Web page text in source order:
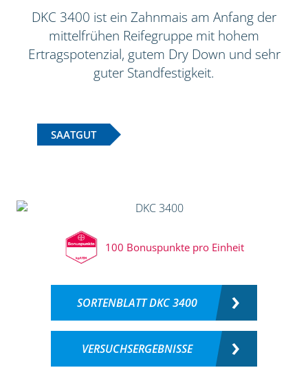
DKC 3400 ist ein Zahnmais am Anfang der
mittelfrühen Reifegruppe mit hohem
Ertragspotenzial, gutem Dry Down und sehr
guter Standfestigkeit.
SAATGUT
100 Bonuspunkte pro Einheit
SORTENBLATT DKC 3400
VERSUCHSERGEBNISSE